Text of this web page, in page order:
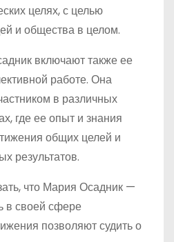
целях, с целью
и общества в целом.
включают также ее
работе. Она
в различных
где ее опыт и знания
общих целей и
результатов.
что Мария Осадник —
в своей сфере
позволяют судить о